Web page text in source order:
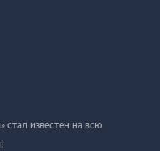
стал известен на всю